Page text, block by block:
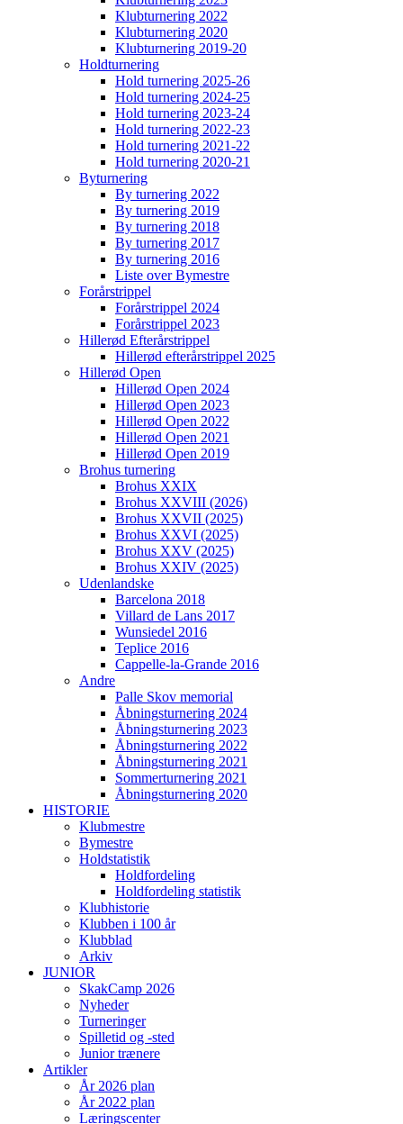
Klubturnering 2022
Klubturnering 2020
Klubturnering 2019-20
Holdturnering
Hold turnering 2025-26
Hold turnering 2024-25
Hold turnering 2023-24
Hold turnering 2022-23
Hold turnering 2021-22
Hold turnering 2020-21
Byturnering
By turnering 2022
By turnering 2019
By turnering 2018
By turnering 2017
By turnering 2016
Liste over Bymestre
Forårstrippel
Forårstrippel 2024
Forårstrippel 2023
Hillerød Efterårstrippel
Hillerød efterårstrippel 2025
Hillerød Open
Hillerød Open 2024
Hillerød Open 2023
Hillerød Open 2022
Hillerød Open 2021
Hillerød Open 2019
Brohus turnering
Brohus XXIX
Brohus XXVIII (2026)
Brohus XXVII (2025)
Brohus XXVI (2025)
Brohus XXV (2025)
Brohus XXIV (2025)
Udenlandske
Barcelona 2018
Villard de Lans 2017
Wunsiedel 2016
Teplice 2016
Cappelle-la-Grande 2016
Andre
Palle Skov memorial
Åbningsturnering 2024
Åbningsturnering 2023
Åbningsturnering 2022
Åbningsturnering 2021
Sommerturnering 2021
Åbningsturnering 2020
HISTORIE
Klubmestre
Bymestre
Holdstatistik
Holdfordeling
Holdfordeling statistik
Klubhistorie
Klubben i 100 år
Klubblad
Arkiv
JUNIOR
SkakCamp 2026
Nyheder
Turneringer
Spilletid og -sted
Junior trænere
Artikler
År 2026 plan
År 2022 plan
Læringscenter